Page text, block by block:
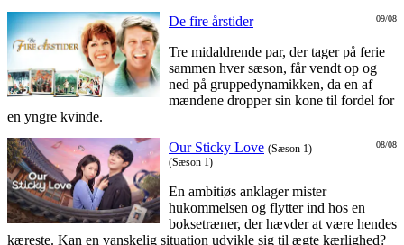
09/08
De fire årstider
Tre midaldrende par, der tager på ferie
sammen hver sæson, får vendt op og
ned på gruppedynamikken, da en af
mændene dropper sin kone til fordel for
en yngre kvinde.
08/08
Our Sticky Love (Sæson 1)
(Sæson 1)
En ambitiøs anklager mister
hukommelsen og flytter ind hos en
boksetræner, der hævder at være hendes
kæreste. Kan en vanskelig situation udvikle sig til ægte kærlighed?